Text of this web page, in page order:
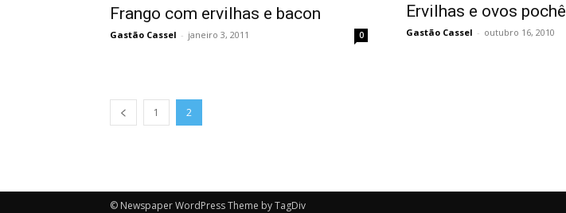
Frango com ervilhas e bacon
Gastão Cassel - janeiro 3, 2011 0
Ervilhas e ovos pochê
Gastão Cassel - outubro 16, 2010
1 2
© Newspaper WordPress Theme by TagDiv